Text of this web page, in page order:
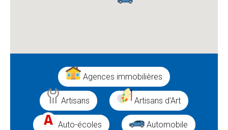
Agences immobilières
Artisans Artisans d'Art
Auto-écoles Automobile